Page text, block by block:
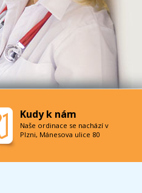
Kudy k nám
Naše ordinace se nachází v
Plzni, Mánesova ulice 80